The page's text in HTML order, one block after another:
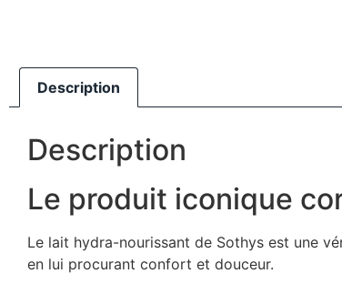
Description
Description
Le produit iconique
Le lait hydra-nourissant de Sothys est une
en lui procurant confort et douceur.